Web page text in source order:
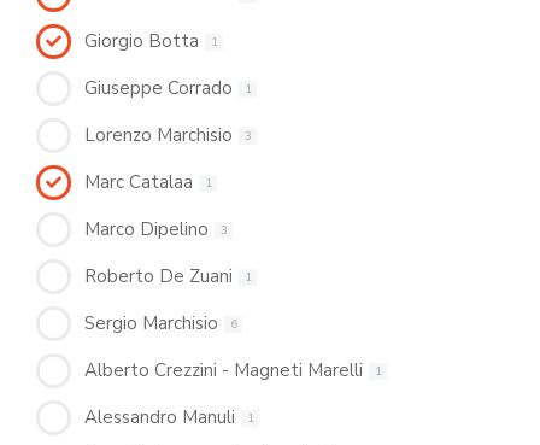
Giorgio Botta 1
Giuseppe Corrado 1
Lorenzo Marchisio 3
Marc Catalaa 1
Marco Dipelino 3
Roberto De Zuani 1
Sergio Marchisio 6
Alberto Crezzini - Magneti Marelli 1
Alessandro Manuli 1